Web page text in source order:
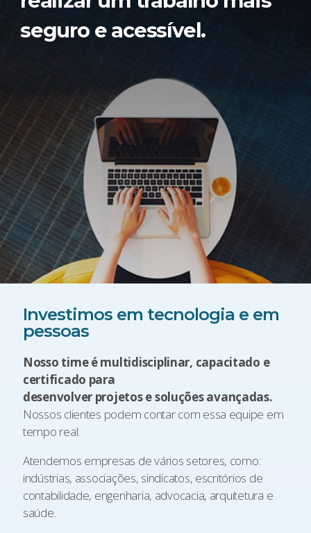
seguro e acessível.
Investimos em tecnologia e em
pessoas
Nosso time é multidisciplinar, capacitado e
certificado para
desenvolver projetos e soluções avançadas.
Nossos clientes podem contar com essa equipe em
tempo real.
Atendemos empresas de vários setores, como:
indústrias, associações, sindicatos, escritórios de
contabilidade, engenharia, advocacia, arquitetura e
saúde.